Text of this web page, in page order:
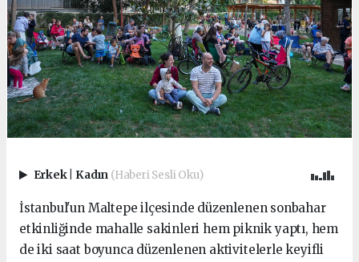
Erkek Kadın (Haberi Sesli Oku)
İstanbul'un Maltepe ilçesinde düzenlenen sonbahar
etkinliğinde mahalle sakinleri hem piknik yaptı, hem
de iki saat boyunca düzenlenen aktivitelerle keyifli